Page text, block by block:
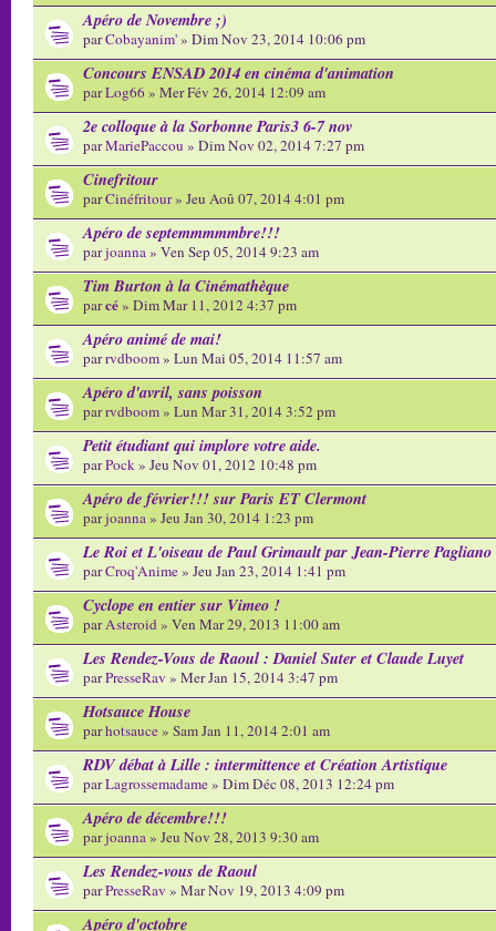
Apéro de Novembre ;)
parCobayanim'» Dim Nov 23, 2014 10:06 pm
Concours ENSAD 2014 en cinéma d'animation
parLog66 » Mer Fév 26, 2014 12:09 am
2e colloque à la Sorbonne Paris3 6-7 nov
parMariePaccou » Dim Nov 02, 2014 7:27 pm
Cinefritour
parCinéfritour» Jeu Aoû 07, 2014 4:01 pm
Apéro de septemmmmmbre!!!
parjoanna» Ven Sep 05, 2014 9:23 am
Tim Burton à la Cinémathèque
parcé» Dim Mar 11, 2012 4:37 pm
Apéro animé de mai!
parrvdboom» Lun Mai 05, 2014 11:57 am
Apéro d'avril, sans poisson
parrvdboom» Lun Mar 31, 2014 3:52 pm
Petit étudiant qui implore votre aide.
parPock» Jeu Nov 01, 2012 10:48 pm
Apéro de février!!! sur Paris ET Clermont
parjoanna» Jeu Jan 30, 2014 1:23 pm
Le Roi et L'oiseau de Paul Grimault par Jean-Pierre Pagliano
parCroq'Anime» Jeu Jan 23, 2014 1:41 pm
Cyclope en entier sur Vimeo !
parAsteroid» Ven Mar 29, 2013 11:00 am
Les Rendez-Vous de Raoul : Daniel Suter et Claude Luyet
parPresseRav » Mer Jan 15, 2014 3:47 pm
Hotsauce House
parhotsauce» Sam Jan 11, 2014 2:01 am
RDV débat à Lille : intermittence et Création Artistique
parLagrossemadame» Dim Déc 08, 2013 12:24 pm
Apéro de décembre!!!
parjoanna» Jeu Nov 28, 2013 9:30 am
Les Rendez-vous de Raoul
parPresseRav » Mar Nov 19, 2013 4:09 pm
Apéro d'octobre